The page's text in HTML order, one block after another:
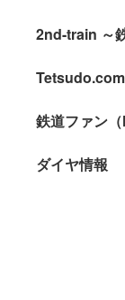
2nd-train ～
Tetsudo.com
鉄道ファン（
ダイヤ情報